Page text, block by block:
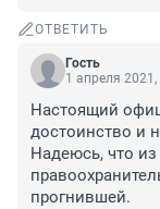
ОТВЕТИТЬ
Гость
1 апреля
Настоящий
достоинство и
Надеюсь, что
прогнившей.